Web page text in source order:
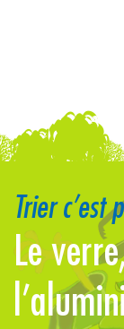
Trier c’est
Le